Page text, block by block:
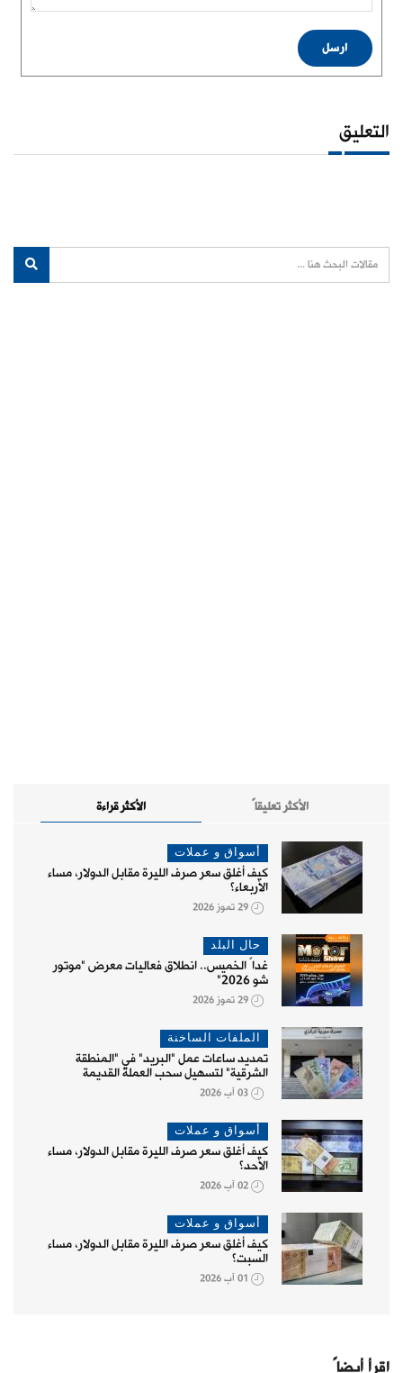
ارسل
التعليق
الأكثر قراءة الأكثر تعليقاً
أسواق و عملات
كيف أغلق سعر صرف الليرة مقابل الدولار، مساء
الأربعاء؟
29 تموز 2026
حال البلد
غداً الخميس.. انطلاق فعاليات معرض "موتور
شو 2026"
29 تموز 2026
الملفات الساخنة
تمديد ساعات عمل "البريد" في "المنطقة
الشرقية" لتسهيل سحب العملة القديمة
03 آب 2026
أسواق و عملات
كيف أغلق سعر صرف الليرة مقابل الدولار، مساء
الأحد؟
02 آب 2026
أسواق و عملات
كيف أغلق سعر صرف الليرة مقابل الدولار، مساء
السبت؟
01 آب 2026